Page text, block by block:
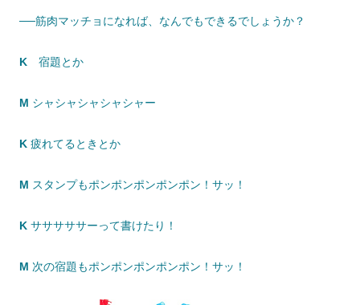
──筋肉マッチョになれば、なんでもできるでしょうか？
K 宿題とか
M シャシャシャシャシャー
K 疲れてるときとか
M スタンプもポンポンポンポンポン！サッ！
K サササササーって書けたり！
M 次の宿題もポンポンポンポンポン！サッ！